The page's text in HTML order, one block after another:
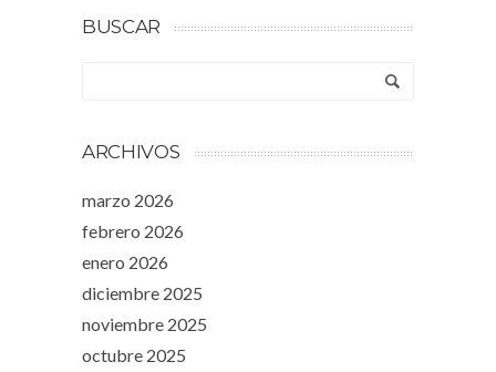
BUSCAR
ARCHIVOS
marzo 2026
febrero 2026
enero 2026
diciembre 2025
noviembre 2025
octubre 2025